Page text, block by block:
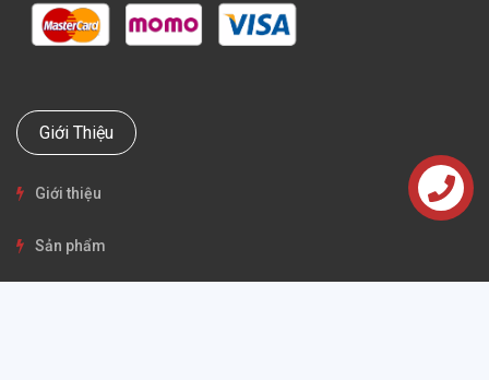
Giới Thiệu
Giới thiệu
Sản phẩm
Liên hệ